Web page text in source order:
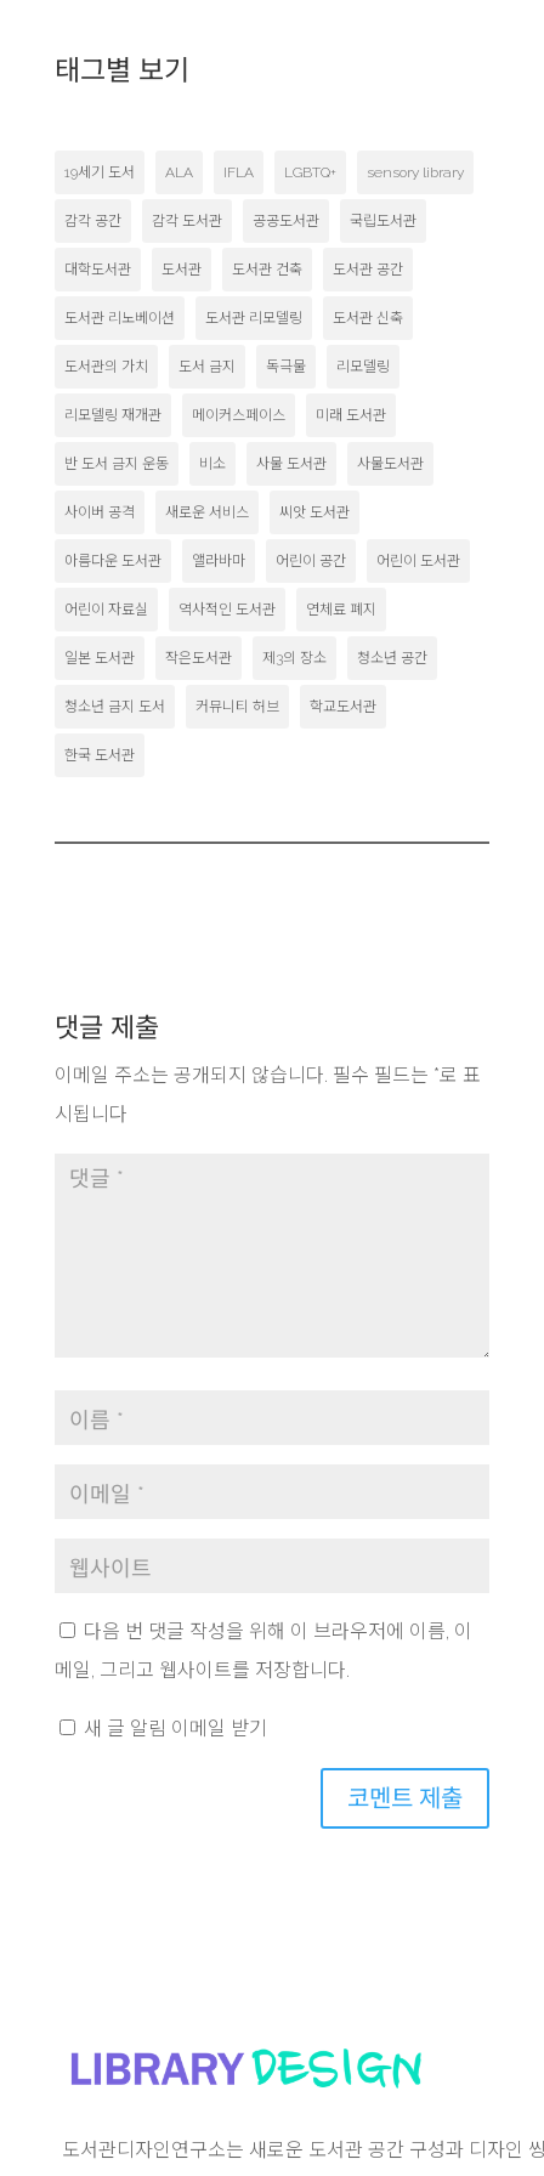
태그별 보기
19세기 도서 ALA IFLA LGBTQ+ sensory library
감각 공간 감각 도서관 공공도서관 국립도서관
대학도서관 도서관 도서관 건축 도서관 공간
도서관 리노베이션 도서관 리모델링 도서관 신축
도서관의 가치 도서 금지 독극물 리모델링
리모델링 재개관 메이커스페이스 미래 도서관
반 도서 금지 운동 비소 사물 도서관 사물도서관
사이버 공격 새로운 서비스 씨앗 도서관
아름다운 도서관 앨라바마 어린이 공간 어린이 도서관
어린이 자료실 역사적인 도서관 연체료 폐지
일본 도서관 작은도서관 제3의 장소 청소년 공간
청소년 금지 도서 커뮤니티 허브 학교도서관
한국 도서관
댓글 제출
이메일 주소는 공개되지 않습니다. 필수 필드는 *로 표
시됩니다
다음 번 댓글 작성을 위해 이 브라우저에 이름, 이
메일, 그리고 웹사이트를 저장합니다.
새 글 알림 이메일 받기
코멘트 제출
도서관디자인연구소는 새로운 도서관 공간 구성과 디자인